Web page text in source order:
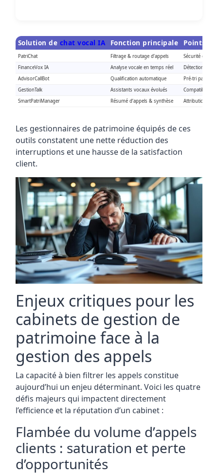
Solution de chat vocal IA Fonction principale Points
PatriChat Filtrage & routage d’appels
Sécurité des
FinanceVox IA
Analyse vocale en temps réel
Détection
AdvisorCallBot
Qualification automatique
Pré-tri par
GestionTalk
Assistants vocaux évolués
Compatibilité
SmartPatriManager
Résumé d’appels & synthèse Attribution
Les gestionnaires de patrimoine équipés de ces
outils constatent une nette réduction des
interruptions et une hausse de la satisfaction
client.
Enjeux critiques pour les
cabinets de gestion de
patrimoine face à la
gestion des appels
La capacité à bien filtrer les appels constitue
aujourd’hui un enjeu déterminant. Voici les quatre
défis majeurs qui impactent directement
l’efficience et la réputation d’un cabinet :
Flambée du volume d’appels
clients : saturation et perte
d’opportunités